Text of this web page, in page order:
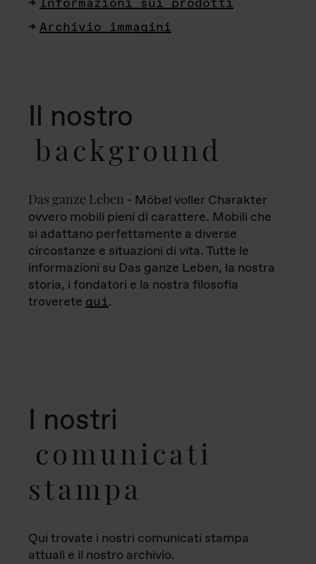
Archivio immagini
Il nostro
background
Das ganze Leben - Möbel voller Charakter
ovvero mobili pieni di carattere. Mobili che
si adattano perfettamente a diverse
circostanze e situazioni di vita. Tutte le
informazioni su Das ganze Leben, la nostra
storia, i fondatori e la nostra filosofia
troverete qui.
I nostri
comunicati
stampa
Qui trovate i nostri comunicati stampa
attuali e il nostro archivio.